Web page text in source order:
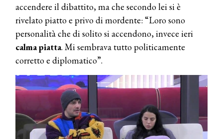
accendere il dibattito, ma che secondo lei si è
rivelato piatto e privo di mordente: “Loro sono
personalità che di solito si accendono, invece ieri
calma piatta. Mi sembrava tutto politicamente
corretto e diplomatico”.